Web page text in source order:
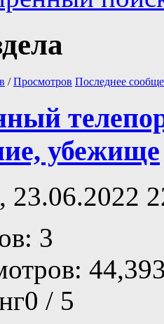
/Просмотров Последнее
убежище
, 23.06.2022
3
/ 5